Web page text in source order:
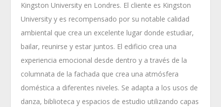
Kingston University en Londres. El cliente es Kingston
University y es recompensado por su notable calidad
ambiental que crea un excelente lugar donde estudiar,
bailar, reunirse y estar juntos. El edificio crea una
experiencia emocional desde dentro y a través de la
columnata de la fachada que crea una atmósfera
doméstica a diferentes niveles. Se adapta a los usos de
danza, biblioteca y espacios de estudio utilizando capas